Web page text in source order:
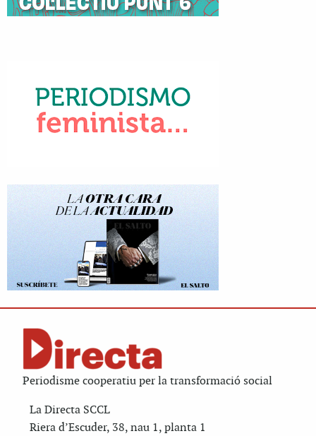
Periodisme cooperatiu per la transformació social
La Directa SCCL
Riera d’Escuder, 38, nau 1, planta 1